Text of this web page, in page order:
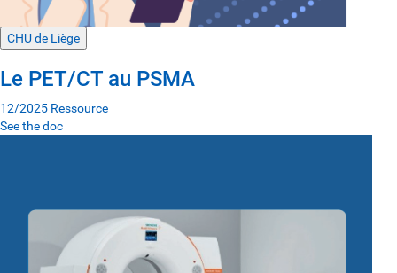
CHU de Liège
Le PET/CT au PSMA
12/2025 Ressource
See the doc